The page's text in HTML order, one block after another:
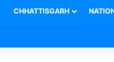
CHHATTISGARH